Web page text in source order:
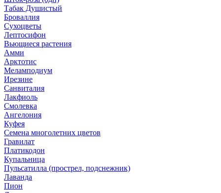
Табак Душистый
Броваллия
Сухоцветы
Лептосифон
Вьющиеся растения
Амми
Арктотис
Меламподиум
Ирезине
Санвиталия
Лакфиоль
Смолевка
Ангелония
Куфея
Семена многолетних цветов
Гравилат
Платикодон
Купальница
Пульсатилла (прострел, подснежник)
Лаванда
Пион